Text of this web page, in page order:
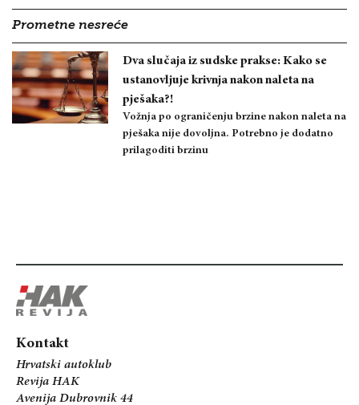
Prometne nesreće
Dva slučaja iz sudske prakse: Kako se
ustanovljuje krivnja nakon naleta na
pješaka?!
Vožnja po ograničenju brzine nakon naleta na
pješaka nije dovoljna. Potrebno je dodatno
prilagoditi brzinu
Kontakt
Hrvatski autoklub
Revija HAK
Avenija Dubrovnik 44